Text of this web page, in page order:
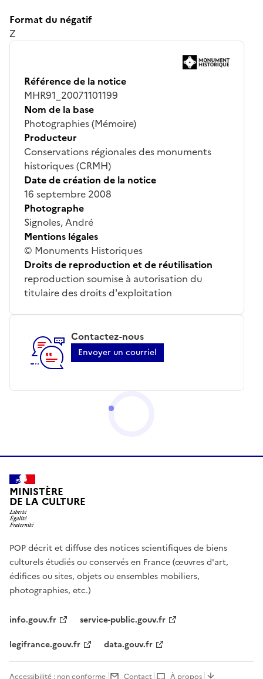
Format du négatif
Z
Référence de la notice
MHR91_20071101199
Nom de la base
Photographies (Mémoire)
Producteur
Conservations régionales des monuments
historiques (CRMH)
Date de création de la notice
16 septembre 2008
Photographe
Signoles, André
Mentions légales
© Monuments Historiques
Droits de reproduction et de réutilisation
reproduction soumise à autorisation du
titulaire des droits d'exploitation
Contactez-nous
Envoyer un courriel
MINISTÈRE
DE LA CULTURE
POP décrit et diffuse des notices scientifiques de biens
culturels étudiés ou conservés en France (œuvres d'art,
édifices ou sites, objets ou ensembles mobiliers,
photographies, etc.)
info.gouv.fr
service-public.gouv.fr
legifrance.gouv.fr
data.gouv.fr
Accessibilité : non conforme Contact À propos